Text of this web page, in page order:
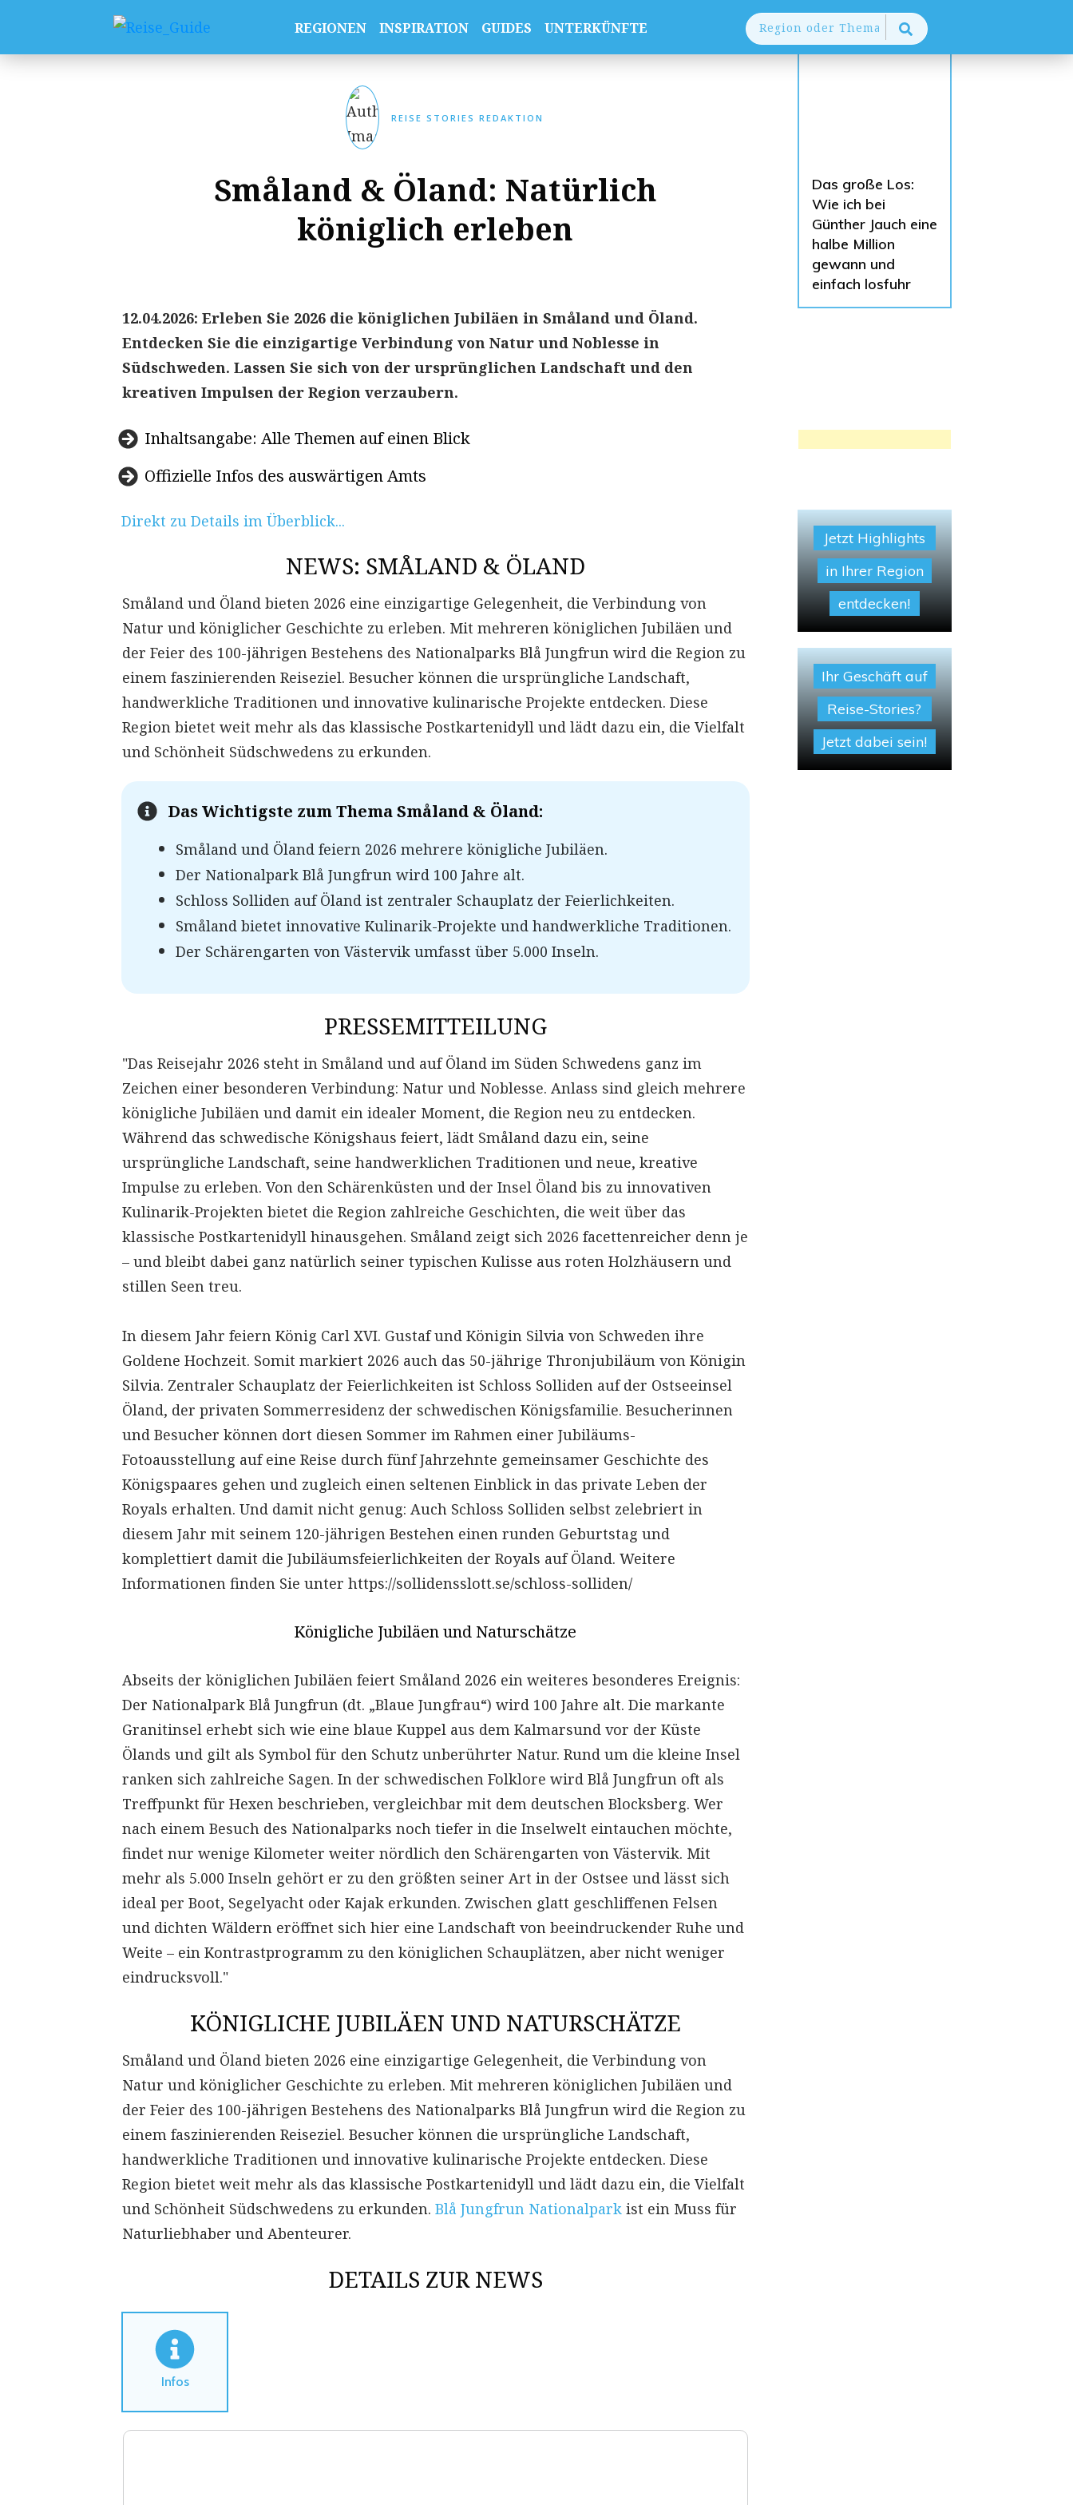
REGIONEN INSPIRATION GUIDES UNTERKÜNFTE
REISE STORIES REDAKTION
Småland & Öland: Natürlich
königlich erleben
12.04.2026: Erleben Sie 2026 die königlichen Jubiläen in Småland und Öland.
Entdecken Sie die einzigartige Verbindung von Natur und Noblesse in
Südschweden. Lassen Sie sich von der ursprünglichen Landschaft und den
kreativen Impulsen der Region verzaubern.
Inhaltsangabe: Alle Themen auf einen Blick
Offizielle Infos des auswärtigen Amts
Direkt zu Details im Überblick...
NEWS: SMÅLAND & ÖLAND
Småland und Öland bieten 2026 eine einzigartige Gelegenheit, die Verbindung von
Natur und königlicher Geschichte zu erleben. Mit mehreren königlichen Jubiläen und
der Feier des 100-jährigen Bestehens des Nationalparks Blå Jungfrun wird die Region zu
einem faszinierenden Reiseziel. Besucher können die ursprüngliche Landschaft,
handwerkliche Traditionen und innovative kulinarische Projekte entdecken. Diese
Region bietet weit mehr als das klassische Postkartenidyll und lädt dazu ein, die Vielfalt
und Schönheit Südschwedens zu erkunden.
Das Wichtigste zum ThemaSmåland & Öland:
Småland und Öland feiern 2026 mehrere königliche Jubiläen.
Der Nationalpark Blå Jungfrun wird 100 Jahre alt.
Schloss Solliden auf Öland ist zentraler Schauplatz der Feierlichkeiten.
Småland bietet innovative Kulinarik-Projekte und handwerkliche Traditionen.
Der Schärengarten von Västervik umfasst über 5.000 Inseln.
PRESSEMITTEILUNG
"Das Reisejahr 2026 steht in Småland und auf Öland im Süden Schwedens ganz im
Zeichen einer besonderen Verbindung: Natur und Noblesse. Anlass sind gleich mehrere
königliche Jubiläen und damit ein idealer Moment, die Region neu zu entdecken.
Während das schwedische Königshaus feiert, lädt Småland dazu ein, seine
ursprüngliche Landschaft, seine handwerklichen Traditionen und neue, kreative
Impulse zu erleben. Von den Schärenküsten und der Insel Öland bis zu innovativen
Kulinarik-Projekten bietet die Region zahlreiche Geschichten, die weit über das
klassische Postkartenidyll hinausgehen. Småland zeigt sich 2026 facettenreicher denn je
– und bleibt dabei ganz natürlich seiner typischen Kulisse aus roten Holzhäusern und
stillen Seen treu.
In diesem Jahr feiern König Carl XVI. Gustaf und Königin Silvia von Schweden ihre
Goldene Hochzeit. Somit markiert 2026 auch das 50-jährige Thronjubiläum von Königin
Silvia. Zentraler Schauplatz der Feierlichkeiten ist Schloss Solliden auf der Ostseeinsel
Öland, der privaten Sommerresidenz der schwedischen Königsfamilie. Besucherinnen
und Besucher können dort diesen Sommer im Rahmen einer Jubiläums-
Fotoausstellung auf eine Reise durch fünf Jahrzehnte gemeinsamer Geschichte des
Königspaares gehen und zugleich einen seltenen Einblick in das private Leben der
Royals erhalten. Und damit nicht genug: Auch Schloss Solliden selbst zelebriert in
diesem Jahr mit seinem 120-jährigen Bestehen einen runden Geburtstag und
komplettiert damit die Jubiläumsfeierlichkeiten der Royals auf Öland. Weitere
Informationen finden Sie unter https://sollidensslott.se/schloss-solliden/
Königliche Jubiläen und Naturschätze
Abseits der königlichen Jubiläen feiert Småland 2026 ein weiteres besonderes Ereignis:
Der Nationalpark Blå Jungfrun (dt. „Blaue Jungfrau“) wird 100 Jahre alt. Die markante
Granitinsel erhebt sich wie eine blaue Kuppel aus dem Kalmarsund vor der Küste
Ölands und gilt als Symbol für den Schutz unberührter Natur. Rund um die kleine Insel
ranken sich zahlreiche Sagen. In der schwedischen Folklore wird Blå Jungfrun oft als
Treffpunkt für Hexen beschrieben, vergleichbar mit dem deutschen Blocksberg. Wer
nach einem Besuch des Nationalparks noch tiefer in die Inselwelt eintauchen möchte,
findet nur wenige Kilometer weiter nördlich den Schärengarten von Västervik. Mit
mehr als 5.000 Inseln gehört er zu den größten seiner Art in der Ostsee und lässt sich
ideal per Boot, Segelyacht oder Kajak erkunden. Zwischen glatt geschliffenen Felsen
und dichten Wäldern eröffnet sich hier eine Landschaft von beeindruckender Ruhe und
Weite – ein Kontrastprogramm zu den königlichen Schauplätzen, aber nicht weniger
eindrucksvoll."
KÖNIGLICHE JUBILÄEN UND NATURSCHÄTZE
Småland und Öland bieten 2026 eine einzigartige Gelegenheit, die Verbindung von
Natur und königlicher Geschichte zu erleben. Mit mehreren königlichen Jubiläen und
der Feier des 100-jährigen Bestehens des Nationalparks Blå Jungfrun wird die Region zu
einem faszinierenden Reiseziel. Besucher können die ursprüngliche Landschaft,
handwerkliche Traditionen und innovative kulinarische Projekte entdecken. Diese
Region bietet weit mehr als das klassische Postkartenidyll und lädt dazu ein, die Vielfalt
und Schönheit Südschwedens zu erkunden. Blå Jungfrun Nationalpark ist ein Muss für
Naturliebhaber und Abenteurer.
DETAILS ZUR NEWS
Infos
AUCH INTERESSANT
Das große Los:
Wie ich bei
Günther Jauch eine
halbe Million
gewann und
einfach losfuhr
Jetzt Highlights
in Ihrer Region
entdecken!
Ihr Geschäft auf
Reise-Stories?
Jetzt dabei sein!